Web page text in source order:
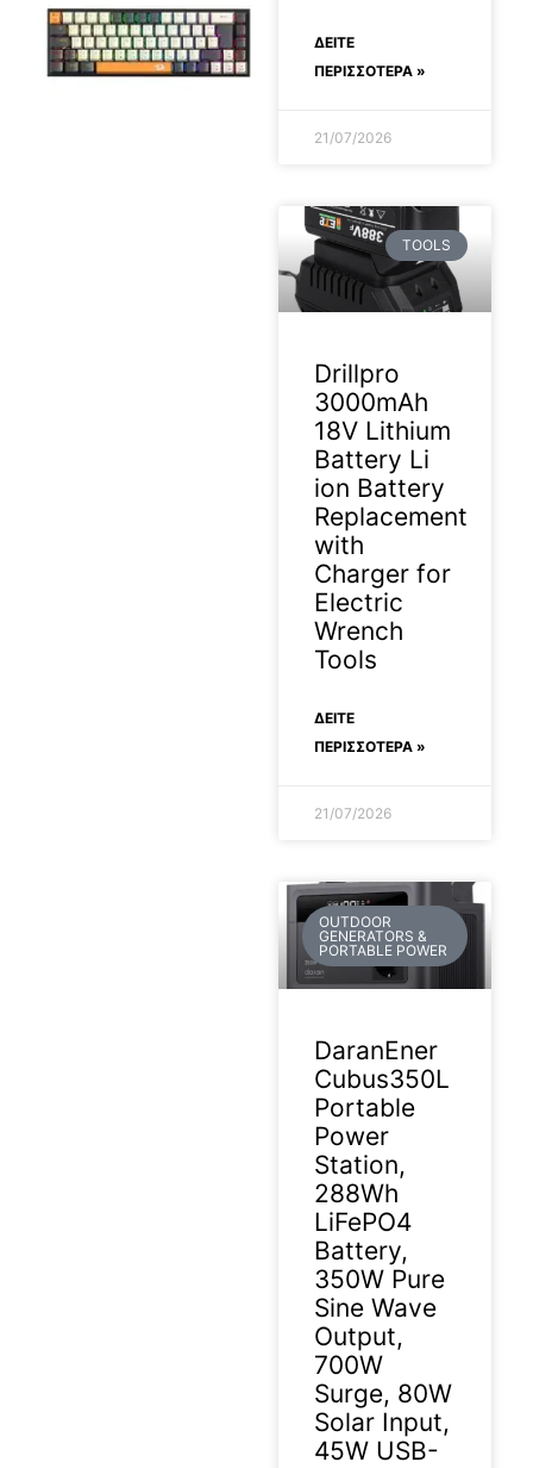
ΔΕΊΤΕ
ΠΕΡΙΣΣΟΤΕΡΑ »
21/07/2026
TOOLS
Drillpro
3000mAh
18V Lithium
Battery Li
ion Battery
Replacement
with
Charger for
Electric
Wrench
Tools
ΔΕΊΤΕ
ΠΕΡΙΣΣΟΤΕΡΑ »
21/07/2026
OUTDOOR
GENERATORS &
PORTABLE POWER
DaranEner
Cubus350L
Portable
Power
Station,
288Wh
LiFePO4
Battery,
350W Pure
Sine Wave
Output,
700W
Surge, 80W
Solar Input,
45W USB-